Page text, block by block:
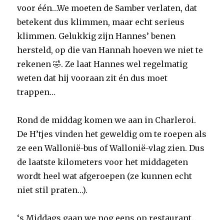
voor één…We moeten de Samber verlaten, dat
betekent dus klimmen, maar echt serieus
klimmen. Gelukkig zijn Hannes’ benen
hersteld, op die van Hannah hoeven we niet te
rekenen 🤣. Ze laat Hannes wel regelmatig
weten dat hij vooraan zit én dus moet
trappen…
Rond de middag komen we aan in Charleroi.
De H’tjes vinden het geweldig om te roepen als
ze een Wallonië-bus of Wallonië-vlag zien. Dus
de laatste kilometers voor het middageten
wordt heel wat afgeroepen (ze kunnen echt
niet stil praten…).